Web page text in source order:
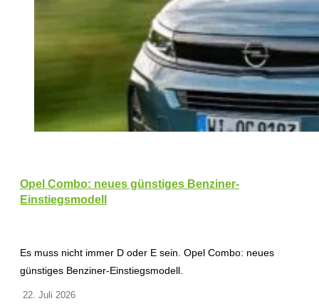
Opel Combo: neues günstiges Benziner-
Einstiegsmodell
Es muss nicht immer D oder E sein. Opel Combo: neues
günstiges Benziner-Einstiegsmodell.
22. Juli 2026